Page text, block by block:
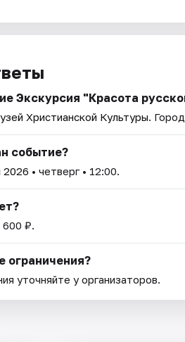
Экскурсия "Красота
Христианской Культуры.
событие?
2026 • четверг • 12:00.
600 ₽.
ограничения?
уточняйте у организаторов.